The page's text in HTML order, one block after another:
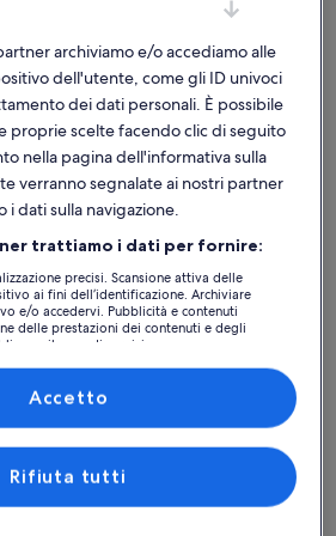
SPETTACOLARI -
* DEVE
E LINK *
· 1 bagno
VISTE PRIVATE E SPETTACOLARI
Per 5
9,6
di campagna con
archiviamo e/o accediamo alle
dell'utente, come gli ID univoci
dei dati personali. È possibile
proprie scelte facendo clic di seguito
nella pagina dell'informativa sulla
verranno segnalate ai nostri partner
dati sulla navigazione.
trattiamo i dati per fornire:
precisi. Scansione attiva delle
ai fini dell’identificazione. Archiviare
e/o accedervi. Pubblicità e contenuti
delle prestazioni dei contenuti e degli
sviluppo di servizi.
Rifiuta tutti
Accetto